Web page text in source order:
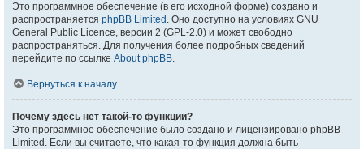
Это программное обеспечение (в его исходной форме) создано и
распространяется phpBB Limited . Оно доступно на условиях GNU
General Public Licence, версии 2 (GPL-2.0) и может свободно
распространяться. Для получения более подробных сведений
перейдите по ссылке About phpBB.
Вернуться к началу
Почему здесь нет такой-то функции?
Это программное обеспечение было создано и лицензировано phpBB
Limited. Если вы считаете, что какая-то функция должна быть